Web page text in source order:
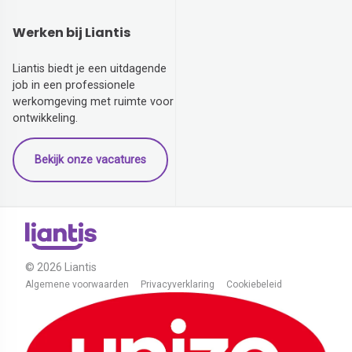
Werken bij Liantis
Liantis biedt je een uitdagende
job in een professionele
werkomgeving met ruimte voor
ontwikkeling.
Bekijk onze vacatures
© 2026 Liantis
Algemene voorwaarden Privacyverklaring Cookiebeleid